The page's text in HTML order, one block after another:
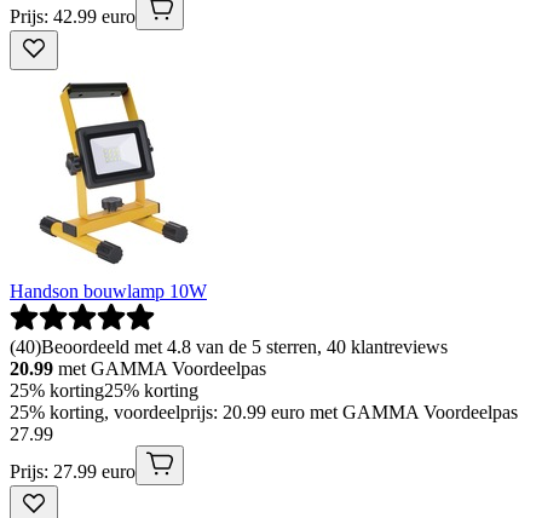
Prijs: 42.99 euro
Handson bouwlamp 10W
(40)Beoordeeld met 4.8 van de 5 sterren, 40 klantreviews
20.99 met GAMMA Voordeelpas
25% korting25% korting
25% korting, voordeelprijs: 20.99 euro met GAMMA Voordeelpas
27.99
Prijs: 27.99 euro